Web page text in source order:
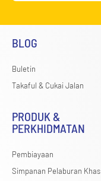
BLOG
Buletin
Takaful & Cukai Jalan
PRODUK &
PERKHIDMATAN
Pembiayaan
Simpanan Pelaburan Khas